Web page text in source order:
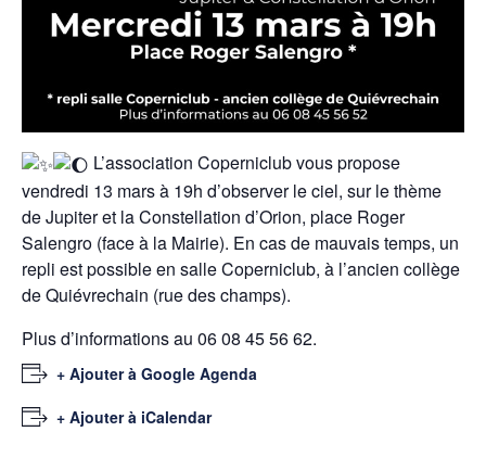
L’association Coperniclub vous propose
vendredi 13 mars à 19h d’observer le ciel, sur le thème
de Jupiter et la Constellation d’Orion, place Roger
Salengro (face à la Mairie). En cas de mauvais temps, un
repli est possible en salle Coperniclub, à l’ancien collège
de Quiévrechain (rue des champs).
Plus d’informations au 06 08 45 56 62.
+ Ajouter à Google Agenda
+ Ajouter à iCalendar